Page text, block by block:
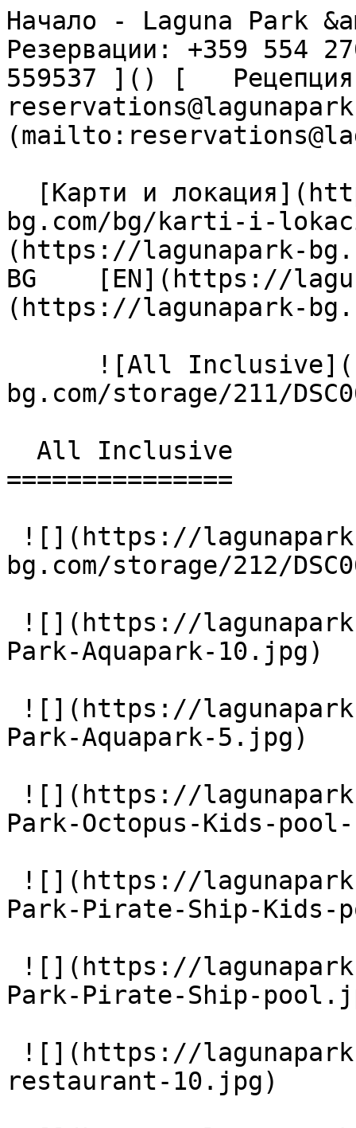
Начало - Laguna Park
Резервации: +359 554
559537 ]() [
bg.com/bg/karti-i-
(https://lagunapark-
BG    [EN](https://
(https://lagunapark-
bg.com/storage/211/
===============
bg.com/storage/212/
Park-Aquapark-10.jpg)
Park-Aquapark-5.jpg)
Park-Octopus-Kids-
Park-Pirate-Ship-Kids-
Park-Pirate-Ship-
restaurant-10.jpg)